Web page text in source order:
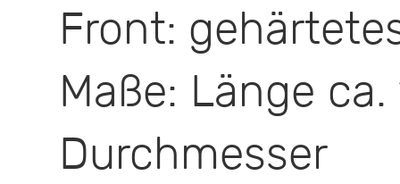
Front:
Maße: Länge